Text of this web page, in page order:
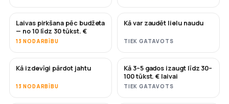
DRĪZUMĀ
Laivas pirkšana pēc budžeta
— no 10 līdz 30 tūkst. €
13 NODARBĪBU
DRĪZUMĀ
Kā var zaudēt lielu naudu
TIEK GATAVOTS
JAUNS
Kā izdevīgi pārdot jahtu
13 NODARBĪBU
JAUNS
Kā 3–5 gados izaugt līdz 30–
100 tūkst. € laivai
TIEK GATAVOTS